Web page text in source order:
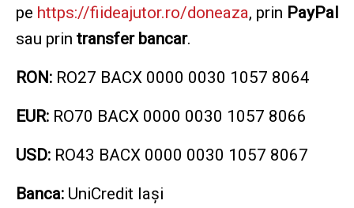
pe https://fiideajutor.ro/doneaza, prin PayPal
sau prin transfer bancar.
RON: RO27 BACX 0000 0030 1057 8064
EUR: RO70 BACX 0000 0030 1057 8066
USD: RO43 BACX 0000 0030 1057 8067
Banca: UniCredit Iași